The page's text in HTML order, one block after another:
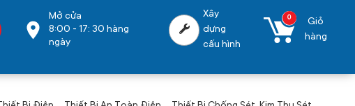
Mở cửa
8:00 - 17: 30 hàng
ngày
Xây
dựng
cấu hình
0
Giỏ
hàng